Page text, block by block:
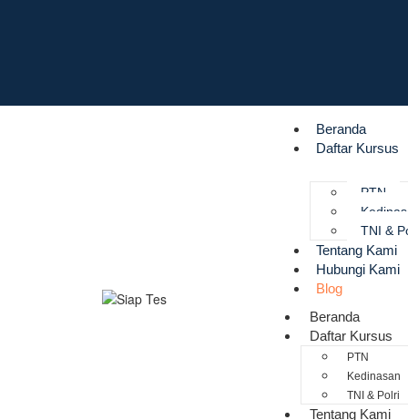
Beranda
Daftar Kursus
PTN
TNI &
Tentang Kami
Hubungi Kami
Blog
Beranda
Daftar Kursus
PTN
Kedinasan
TNI & Polri
Tentang Kami